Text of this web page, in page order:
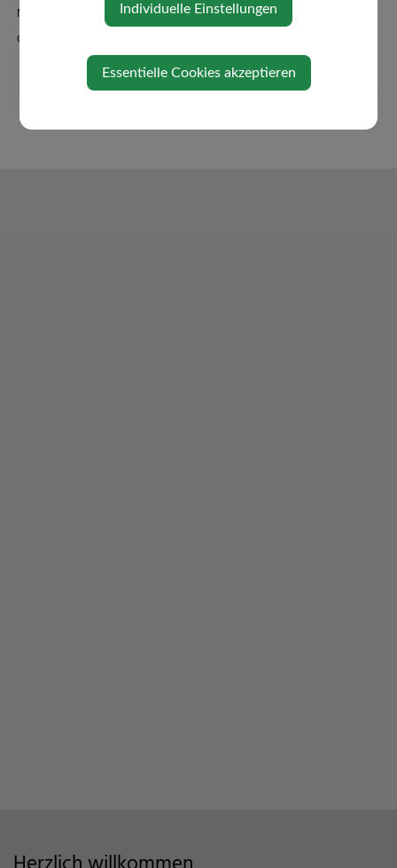
Newsletteranmeldung
Oberndorf-App
Individuelle Einstellungen
Essentielle Cookies akzeptieren